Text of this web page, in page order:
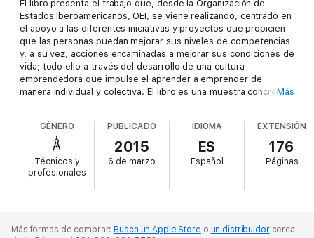
El libro presenta el trabajo que, desde la Organización de
Estados Iberoamericanos, OEI, se viene realizando, centrado en
el apoyo a las diferentes iniciativas y proyectos que propicien
que las personas puedan mejorar sus niveles de competencias
y, a su vez, acciones encaminadas a mejorar sus condiciones de
vida; todo ello a través del desarrollo de una cultura
emprendedora que impulse el aprender a emprender de
manera individual y colectiva. El libro es una muestra concreta
sectores de la sociedad que han decidido promover acciones
transformadoras. Se espera que contribuya a ampliar las
respuestas a las preguntas que hoy se plantean los diferentes
actores sociales respecto al emprendimiento, el trabajo, las
competencias y su relación con la educación formal y no formal.
La obra, que cuenta además con abundante material práctico
Más
GÉNERO
Técnicos y
profesionales
PUBLICADO
2015
6 de marzo
IDIOMA
ES
Español
EXTENSIÓN
176
Páginas
Más formas de comprar:Busca un Apple Store o un distribuidorcerca